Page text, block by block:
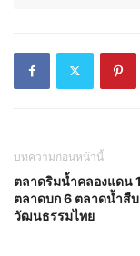
บทความก่อนหน้านี้
ตลาดริมน้ำคลองแดน
ตลาดบก 6 ตลาดน้ำสื
วัฒนธรรมไทย